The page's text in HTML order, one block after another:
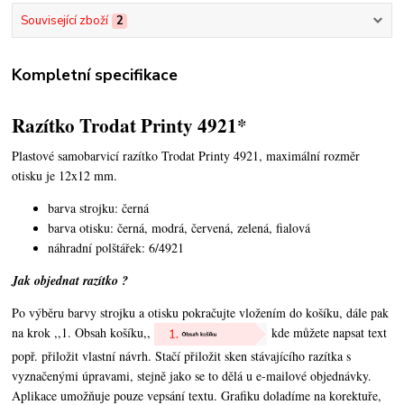
Související zboží 2
Kompletní specifikace
Razítko Trodat Printy 4921*
Plastové samobarvicí razítko Trodat Printy 4921,maximální rozměr
otisku je 12x12 mm.
barva strojku: černá
barva otisku: černá, modrá, červená, zelená, fialová
náhradní polštářek: 6/4921
Jak objednat razítko ?
Po výběru barvy strojku a otisku pokračujte vložením do košíku, dále pak
na krok ,,1. Obsah košíku,,
kde můžete napsat text
popř. přiložit vlastní návrh. Stačí přiložit sken stávajícího razítka s
vyznačenými úpravami, stejně jako se to dělá u e-mailové objednávky.
Aplikace umožňuje pouze vepsání textu. Grafiku doladíme na korektuře,